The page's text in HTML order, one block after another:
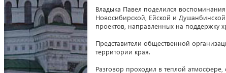
Владыка Павел поделился
Новосибирской, Ейской и
проектов, направленных на поддержку
Представители общественной
территории края.
Разговор проходил в теплой